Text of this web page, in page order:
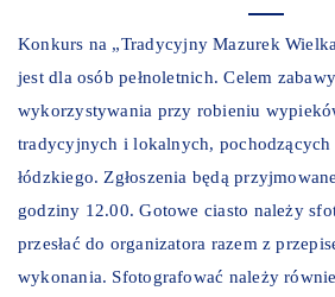
Konkurs na „Tradycyjny Mazurek
jest dla osób pełnoletnich. Celem
wykorzystywania przy robieniu
tradycyjnych i lokalnych, pochodzących
łódzkiego. Zgłoszenia będą
godziny 12.00. Gotowe ciasto należy
przesłać do organizatora razem z
wykonania. Sfotografować należy